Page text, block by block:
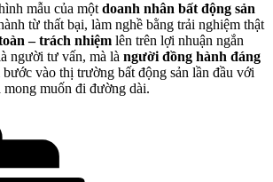
mẫu của một doanh nhân bất động sản
từ thất bại, làm nghề bằng trải nghiệm thật
– trách nhiệm lên trên lợi nhuận ngắn
người tư vấn, mà là người đồng hành đáng
vào thị trường bất động sản lần đầu với
mong muốn đi đường dài.